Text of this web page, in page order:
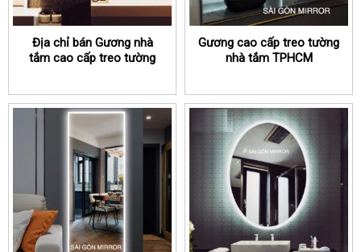
Địa chỉ bán Gương nhà
tắm cao cấp treo tường
Gương cao cấp treo tường
nhà tắm TPHCM